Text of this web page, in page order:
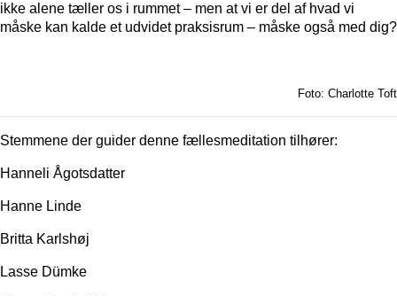
ikke alene tæller os i rummet – men at vi er del af hvad vi
måske kan kalde et udvidet praksisrum – måske også med dig?
Foto: Charlotte Toft
Stemmene der guider denne fællesmeditation tilhører:
Hanneli Ågotsdatter
Hanne Linde
Britta Karlshøj
Lasse Dümke